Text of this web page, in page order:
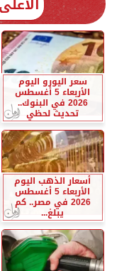
سعر اليورو اليوم
الأربعاء 5 أغسطس
2026 في البنوك..
تحديث لحظي
أسعار الذهب اليوم
الأربعاء 5 أغسطس
2026 في مصر.. كم
يبلغ...